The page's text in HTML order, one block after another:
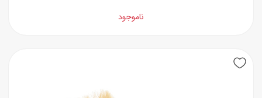
ناموجود